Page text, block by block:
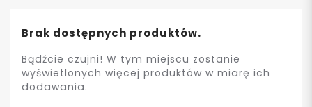
Brak dostępnych produktów.
Bądźcie czujni! W tym miejscu zostanie
wyświetlonych więcej produktów w miarę ich
dodawania.